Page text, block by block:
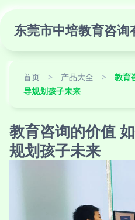
东莞市中培教育咨询
首页 > 产品大全 >
教育
导规划孩子未来
教育咨询的价值
规划孩子未来